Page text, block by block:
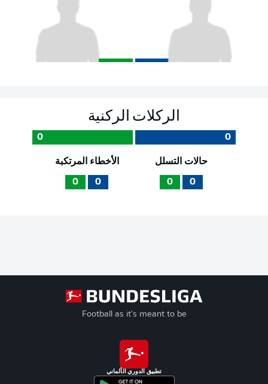
الركلات الركنية
0
0
حالات التسلل
0
0
الأخطاء المرتكبة
0
0
Football as it's meant to be
تطبيق الدوري الألماني